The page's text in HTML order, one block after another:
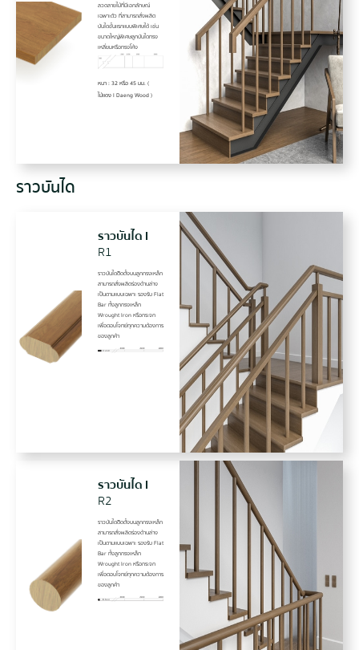
ลวดลายไม้ที่มีเอกลักษณ์
เฉพาะตัว ที่สามารถสั่งผลิต
บันไดขั้นแรกแบบพิเศษได้ เช่น
ขนาดใหญ่พิเศษลูกบันไดทรง
เหลี่ยมหรือทรงโค้ง
หนา : 32 หรือ 45 มม. (
ไม้แดง I Daeng Wood )
ราวบันได
ราวบันได I
R1
ราวบันไดติิดตั้งบนลูกกรงเหล็ก
สามารถสั่งผลิตร่องด้านล่าง
เป็นตามแบบเฉพาะ รองรับ Flat
Bar ทั้งลูกกรงเหล็ก
Wrought Iron หรือกระจก
เพื่อตอบโจทย์ทุกความต้องการ
ของลูกค้า
ราวบันได I
R2
ราวบันไดติิดตั้งบนลูกกรงเหล็ก
สามารถสั่งผลิตร่องด้านล่าง
เป็นตามแบบเฉพาะ รองรับ Flat
Bar ทั้งลูกกรงเหล็ก
Wrought Iron หรือกระจก
เพื่อตอบโจทย์ทุกความต้องการ
ของลูกค้า